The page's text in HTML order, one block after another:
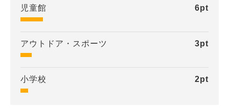
児童館 6pt
アウトドア・スポーツ 3pt
小学校 2pt